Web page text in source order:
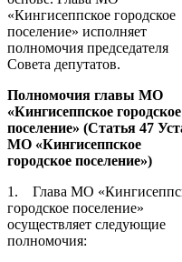
«Кингисеппское городское
поселение» исполняет
полномочия председателя
Совета депутатов.
Полномочия главы МО
«Кингисеппское городское
поселение» (Статья 47
МО «Кингисеппское
городское поселение»)
1. Глава МО
городское поселение»
осуществляет следующие
полномочия: